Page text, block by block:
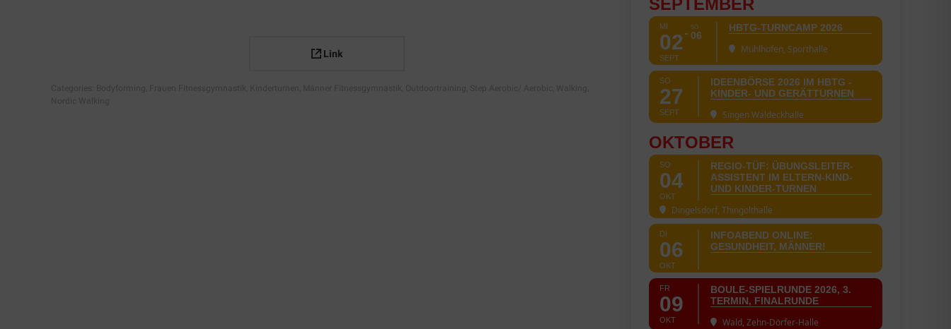
Link
SEPTEMBER
MI
02
SEPT
SO
06
HBTG-TURNCAMP 2026
Mühlhofen, Sporthalle
SO
27
SEPT
IDEENBÖRSE 2026 IM HBTG -
KINDER- UND GERÄTTURNEN
Singen Waldeckhalle
OKTOBER
SO
04
OKT
REGIO-TÜF: ÜBUNGSLEITER-
ASSISTENT IM ELTERN-KIND-
UND KINDER-TURNEN
Dingelsdorf, Thingolthalle
DI
06
OKT
INFOABEND ONLINE:
GESUNDHEIT, MÄNNER!
FR
09
OKT
BOULE-SPIELRUNDE 2026, 3.
TERMIN, FINALRUNDE
Wald, Zehn-Dörfer-Halle